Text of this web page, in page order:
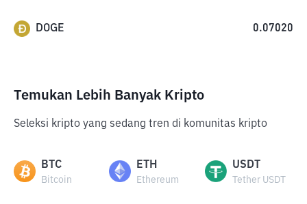
DOGE 0.07020
Temukan Lebih Banyak Kripto
Seleksi kripto yang sedang tren di komunitas kripto
BTC
Bitcoin
ETH
Ethereum
USDT
Tether USDT